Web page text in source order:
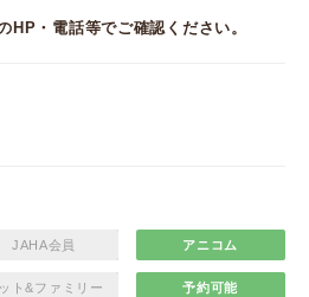
HP・電話等でご確認ください。
JAHA会員 アニコム
ト&ファミリー 予約可能